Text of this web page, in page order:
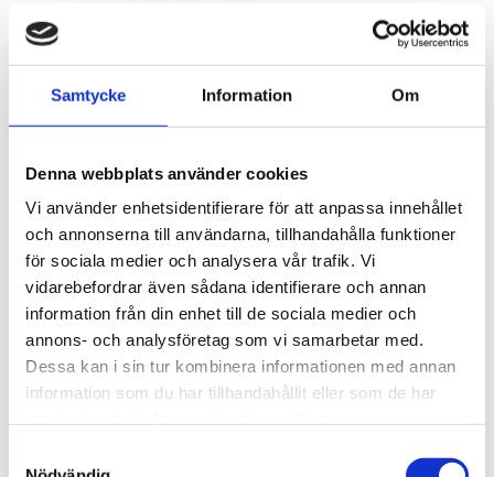
Samtycke Information Om
Denna webbplats använder cookies
Vi använder enhetsidentifierare för att anpassa innehållet
och annonserna till användarna, tillhandahålla funktioner
för sociala medier och analysera vår trafik. Vi
vidarebefordrar även sådana identifierare och annan
information från din enhet till de sociala medier och
annons- och analysföretag som vi samarbetar med.
Dessa kan i sin tur kombinera informationen med annan
information som du har tillhandahållit eller som de har
Installation eller ändring av ventilation
Vatten och avlopp – installation eller väsentlig
ändring av en anläggning
Strandskydd
Ovårdade tomter och byggnader
Vad är en kontrollplan?
Frivilligt bygglov
Flytta till Öland!
Förenklad delgivning
Hållbar kommun
Allmänna råd vid algblomning
Anmäl din verksamhet eller lokal
Badvatten
Hälsoskydd